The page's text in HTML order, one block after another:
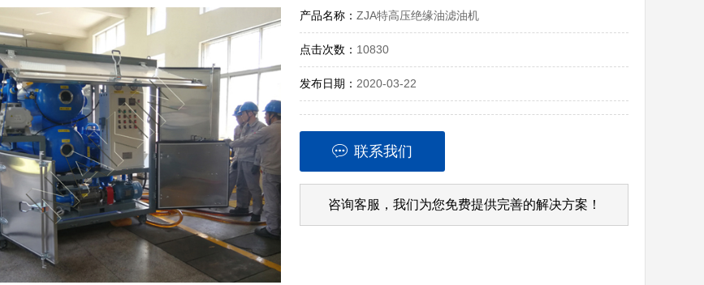
产品名称： ZJA特高压绝缘油滤油机
点击次数： 10830
发布日期： 2020-03-22
联系我们
咨询客服，我们为您免费提供完善的解决方案！